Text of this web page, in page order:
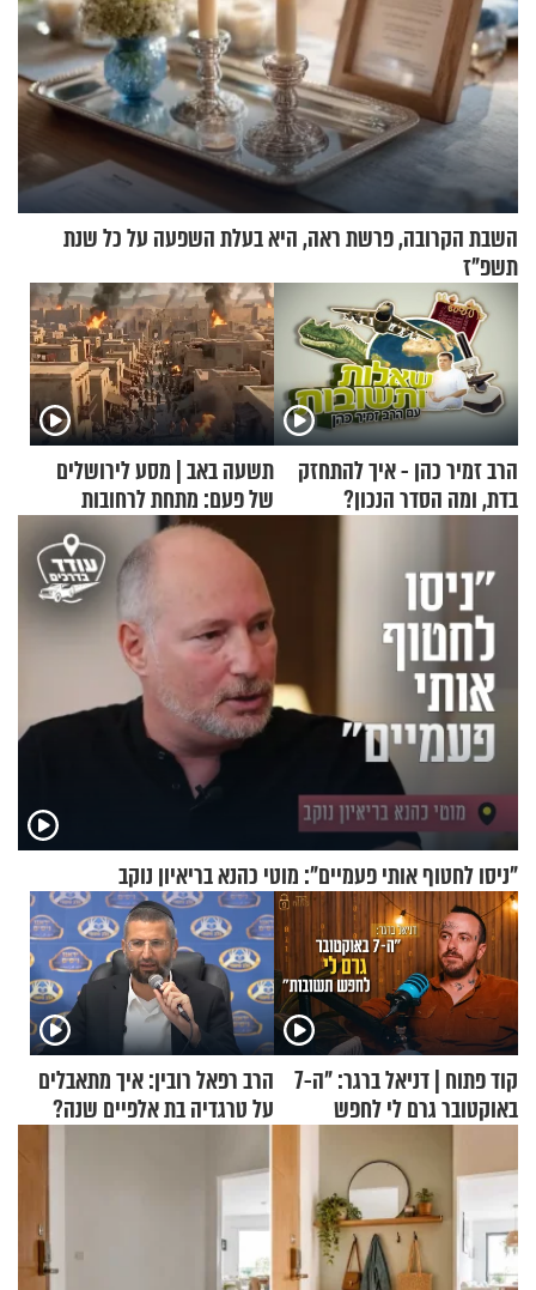
השבת הקרובה, פרשת ראה, היא בעלת השפעה על כל שנת
תשפ"ז
הרב זמיר כהן - איך להתחזק
בדת, ומה הסדר הנכון?
תשעה באב | מסע לירושלים
של פעם: מתחת לרחובות
ירושלים
"ניסו לחטוף אותי פעמיים": מוטי כהנא בריאיון נוקב
קוד פתוח | דניאל ברגר: "ה-7
באוקטובר גרם לי לחפש
הרב רפאל רובין: איך מתאבלים
על טרגדיה בת אלפיים שנה?